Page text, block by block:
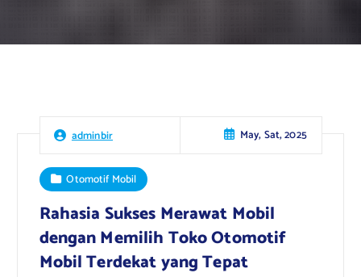
adminbir May, Sat, 2025
Otomotif Mobil
Rahasia Sukses Merawat Mobil
dengan Memilih Toko Otomotif
Mobil Terdekat yang Tepat